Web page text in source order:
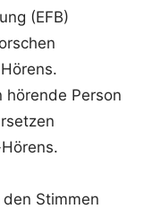
(EFB)
hörende Person
Stimmen